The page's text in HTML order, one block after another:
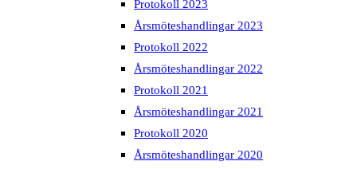
Protokoll 2023
Årsmöteshandlingar 2023
Protokoll 2022
Årsmöteshandlingar 2022
Protokoll 2021
Årsmöteshandlingar 2021
Protokoll 2020
Årsmöteshandlingar 2020